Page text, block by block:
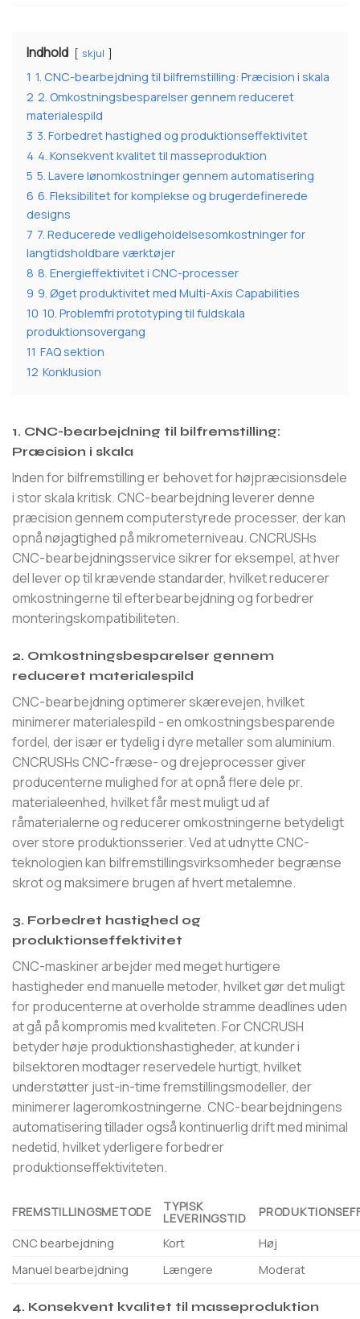
Indhold skjul
1 1. CNC-bearbejdning til bilfremstilling: Præcision i skala
2 2. Omkostningsbesparelser gennem reduceret
materialespild
3 3. Forbedret hastighed og produktionseffektivitet
4 4. Konsekvent kvalitet til masseproduktion
5 5. Lavere lønomkostninger gennem automatisering
6 6. Fleksibilitet for komplekse og brugerdefinerede
designs
7 7. Reducerede vedligeholdelsesomkostninger for
langtidsholdbare værktøjer
8 8. Energieffektivitet i CNC-processer
9 9. Øget produktivitet med Multi-Axis Capabilities
10 10. Problemfri prototyping til fuldskala
produktionsovergang
11 FAQ sektion
12 Konklusion
1. CNC-bearbejdning til bilfremstilling:
Præcision i skala
Inden for bilfremstilling er behovet for højpræcisionsdele
i stor skala kritisk. CNC-bearbejdning leverer denne
præcision gennem computerstyrede processer, der kan
opnå nøjagtighed på mikrometerniveau. CNCRUSHs
CNC-bearbejdningsservice sikrer for eksempel, at hver
del lever op til krævende standarder, hvilket reducerer
omkostningerne til efterbearbejdning og forbedrer
monteringskompatibiliteten.
2. Omkostningsbesparelser gennem
reduceret materialespild
CNC-bearbejdning optimerer skærevejen, hvilket
minimerer materialespild - en omkostningsbesparende
fordel, der især er tydelig i dyre metaller som aluminium.
CNCRUSHs CNC-fræse- og drejeprocesser giver
producenterne mulighed for at opnå flere dele pr.
materialeenhed, hvilket får mest muligt ud af
råmaterialerne og reducerer omkostningerne betydeligt
over store produktionsserier. Ved at udnytte CNC-
teknologien kan bilfremstillingsvirksomheder begrænse
skrot og maksimere brugen af ​​hvert metalemne.
3. Forbedret hastighed og
produktionseffektivitet
CNC-maskiner arbejder med meget hurtigere
hastigheder end manuelle metoder, hvilket gør det muligt
for producenterne at overholde stramme deadlines uden
at gå på kompromis med kvaliteten. For CNCRUSH
betyder høje produktionshastigheder, at kunder i
bilsektoren modtager reservedele hurtigt, hvilket
understøtter just-in-time fremstillingsmodeller, der
minimerer lageromkostningerne. CNC-bearbejdningens
automatisering tillader også kontinuerlig drift med minimal
nedetid, hvilket yderligere forbedrer
produktionseffektiviteten.
FREMSTILLINGSMETODE TYPISK
LEVERINGSTID
CNC bearbejdning Kort
Høj
Manuel bearbejdning
Længere Moderat
4. Konsekvent kvalitet til masseproduktion